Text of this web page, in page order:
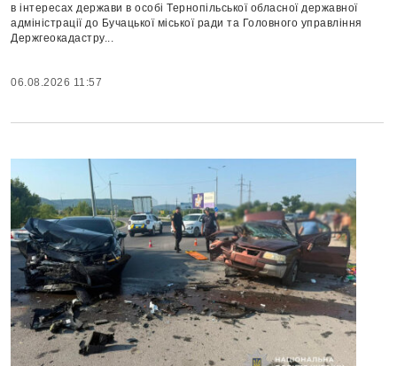
в інтересах держави в особі Тернопільської обласної державної
адміністрації до Бучацької міської ради та Головного управління
Держгеокадастру...
06.08.2026 11:57